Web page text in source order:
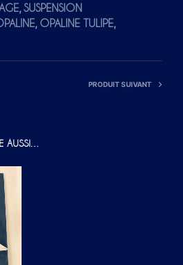
A
I
V
, SUSPENSION
, OPALINE TULIPE,
PRODUIT SUIVANT
AUSSI…